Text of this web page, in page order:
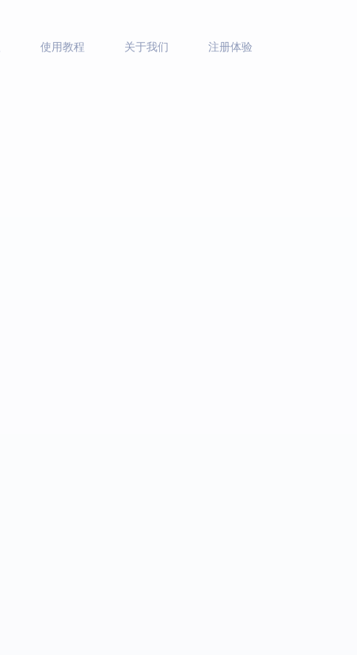
使用教程 关于我们 注册体验